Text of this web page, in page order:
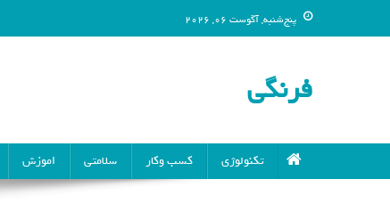
پنج‌شنبه, آگوست 06, 2026
فرنگی
تکنولوژی کسب وکار سلامتی اموزش